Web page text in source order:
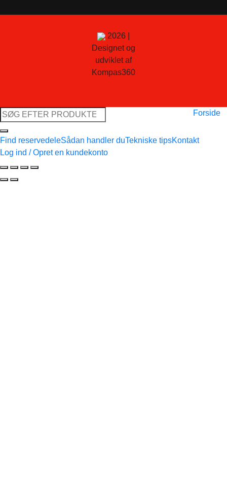
2026 |
Designet og
udviklet af
Kompas360
Søg
efter:
Forside
Find reservedeleSådan handler duTekniske tipsKontakt
Log ind / Opret en kundekonto